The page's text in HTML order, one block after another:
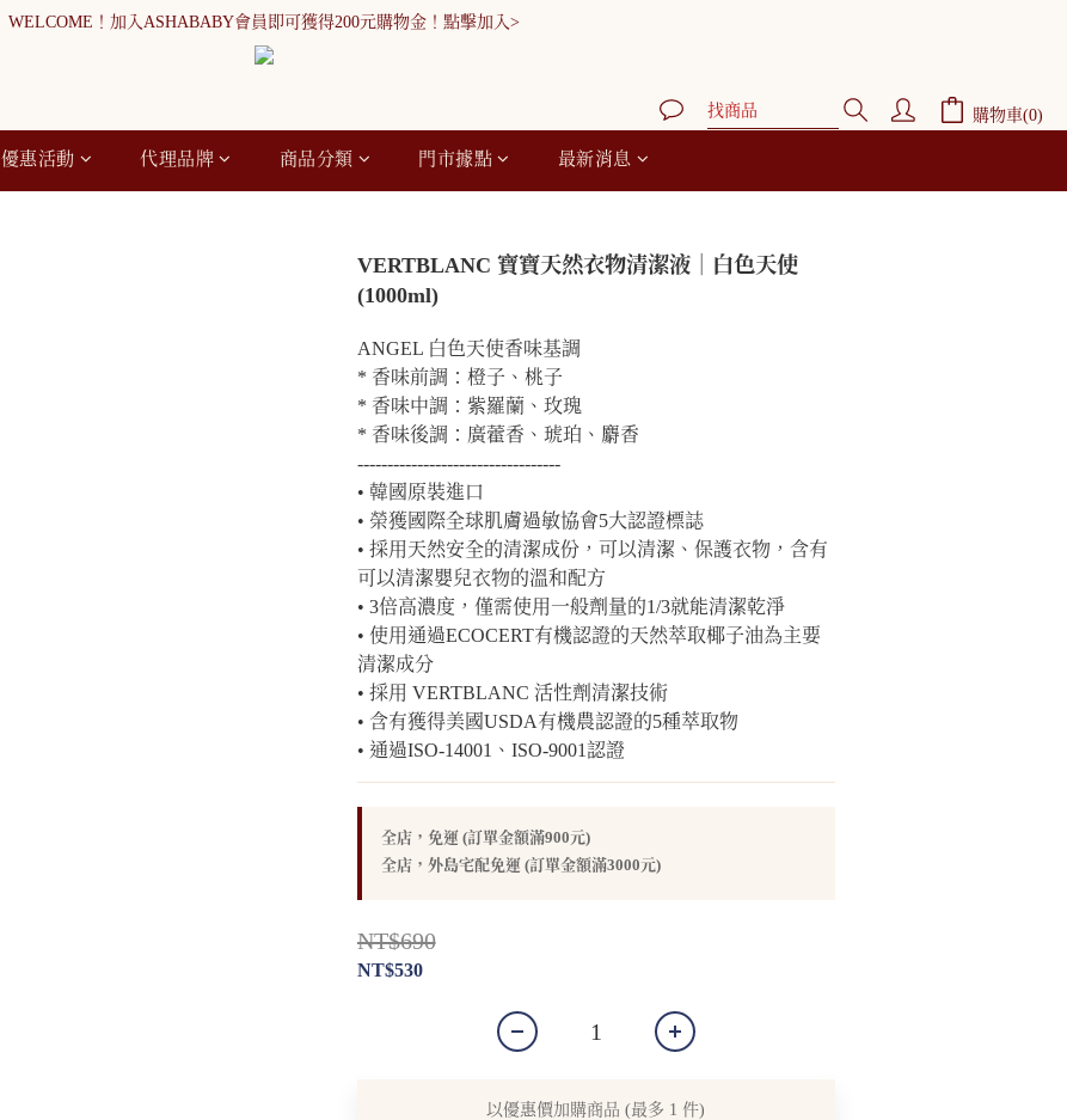
WELCOME！加入ASHABABY會員即可獲得200元購物金！點擊加入>
WELCOME！加入ASHABABY會員即可獲得200元購物金！點擊加入>
全館消費滿900元免運
購物車(0)
優惠活動 代理品牌 商品分類 門市據點 最新消息
VERTBLANC 寶寶天然衣物清潔液｜白色天使
(1000ml)
ANGEL 白色天使香味基調
* 香味前調：橙子、桃子
* 香味中調：紫羅蘭、玫瑰
* 香味後調：廣藿香、琥珀、麝香
----------------------------------
• 韓國原裝進口
• 榮獲國際全球肌膚過敏協會5大認證標誌
• 採用天然安全的清潔成份，可以清潔、保護衣物，含有
可以清潔嬰兒衣物的溫和配方
• 3倍高濃度，僅需使用一般劑量的1/3就能清潔乾淨
• 使用通過ECOCERT有機認證的天然萃取椰子油為主要
清潔成分
• 採用 VERTBLANC 活性劑清潔技術
• 含有獲得美國USDA有機農認證的5種萃取物
• 通過ISO-14001、ISO-9001認證
全店，免運 (訂單金額滿900元)
全店，外島宅配免運 (訂單金額滿3000元)
NT$690
NT$530
以優惠價加購商品 (最多 1 件)